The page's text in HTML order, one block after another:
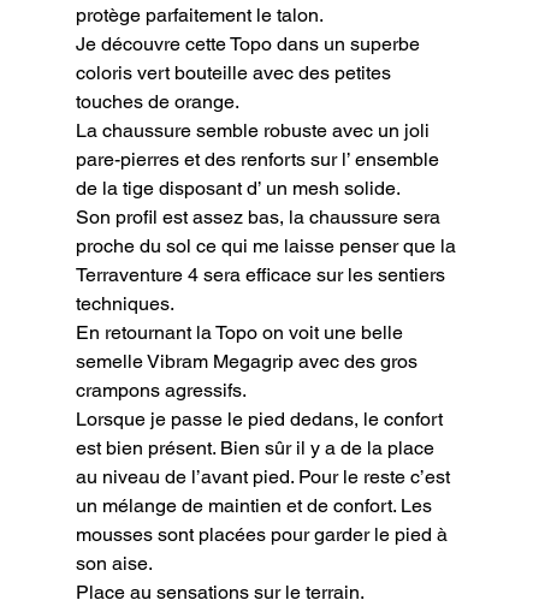
protège parfaitement le talon.
Je découvre cette Topo dans un superbe
coloris vert bouteille avec des petites
touches de orange.
La chaussure semble robuste avec un joli
pare-pierres et des renforts sur l’ ensemble
de la tige disposant d’ un mesh solide.
Son profil est assez bas, la chaussure sera
proche du sol ce qui me laisse penser que la
Terraventure 4 sera efficace sur les sentiers
techniques.
En retournant la Topo on voit une belle
semelle Vibram Megagrip avec des gros
crampons agressifs.
Lorsque je passe le pied dedans, le confort
est bien présent. Bien sûr il y a de la place
au niveau de l’avant pied. Pour le reste c’est
un mélange de maintien et de confort. Les
mousses sont placées pour garder le pied à
son aise.
Place au sensations sur le terrain.